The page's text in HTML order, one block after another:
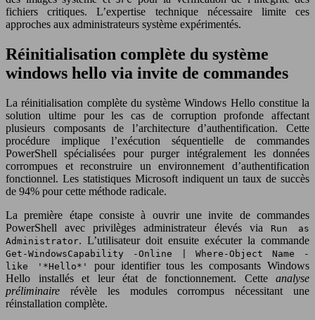
fichiers critiques. L’expertise technique nécessaire limite ces
approches aux administrateurs système expérimentés.
Réinitialisation complète du système
windows hello via invite de commandes
La réinitialisation complète du système Windows Hello constitue la
solution ultime pour les cas de corruption profonde affectant
plusieurs composants de l’architecture d’authentification. Cette
procédure implique l’exécution séquentielle de commandes
PowerShell spécialisées pour purger intégralement les données
corrompues et reconstruire un environnement d’authentification
fonctionnel. Les statistiques Microsoft indiquent un taux de succès
de 94% pour cette méthode radicale.
La première étape consiste à ouvrir une invite de commandes
PowerShell avec privilèges administrateur élevés via
Run as
Administrator. L’utilisateur doit ensuite exécuter la commande
Get-WindowsCapability -Online | Where-Object Name -
like '*Hello*'
pour identifier tous les composants Windows
Hello installés et leur état de fonctionnement. Cette analyse
préliminaire révèle les modules corrompus nécessitant une
réinstallation complète.